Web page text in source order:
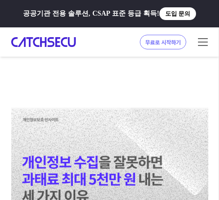
공공기관 전용 솔루션, CSAP 표준 등급 획득! 도입 문의
무료로 시작하기